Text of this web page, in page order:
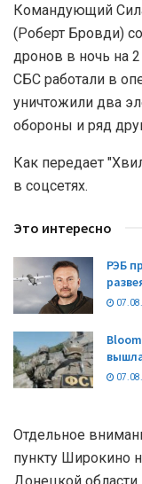
Командующий
(Роберт Бровди)
дронов в ночь на
СБС работали в
уничтожили два
обороны и ряд
Как передает
в соцсетях.
Это интересно
РЭБ
Отдельное
пункту Широкино